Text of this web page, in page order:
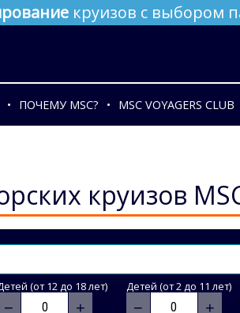
круизов с выбором
ПОЧЕМУ MSC? MSC VOYAGERS CLUB
круизов
(от 12 до 18 лет)
− +
Детей (от 2 до 11 лет)
− +